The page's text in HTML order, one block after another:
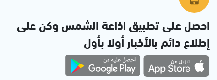
احصل على تطبيق اذاعة الشمس وكن على
إطلاع دائم بالأخبار أولاً بأول